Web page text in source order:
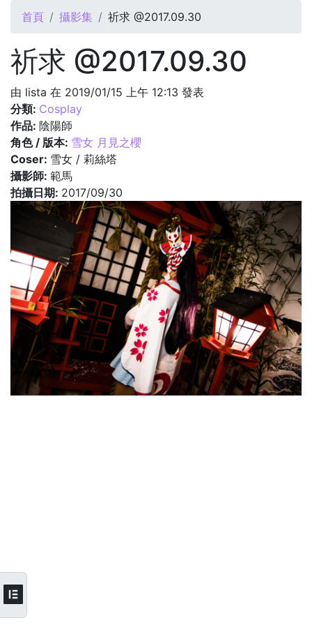
您在這裡
首頁 攝影集 祈求 @2017.09.30
祈求 @2017.09.30
由 lista 在 2019/01/15 上午 12:13 發表
分類: Cosplay
作品: 陰陽師
角色 / 版本: 雪女 月見之櫻
Coser: 雪女 / 莉絲塔
攝影師: 範馬
拍攝日期: 2017/09/30